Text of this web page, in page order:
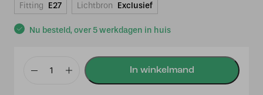
Nu besteld, over 5 werkdagen in huis
Fitting E27 Lichtbron Exclusief
Hanglamp